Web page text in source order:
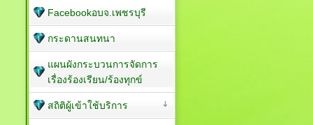
Facebookอบจ.เพชรบุรี
กระดานสนทนา
แผนผังกระบวนการจัดการ
เรื่องร้องเรียน/ร้องทุกข์
สถิติผู้เข้าใช้บริการ